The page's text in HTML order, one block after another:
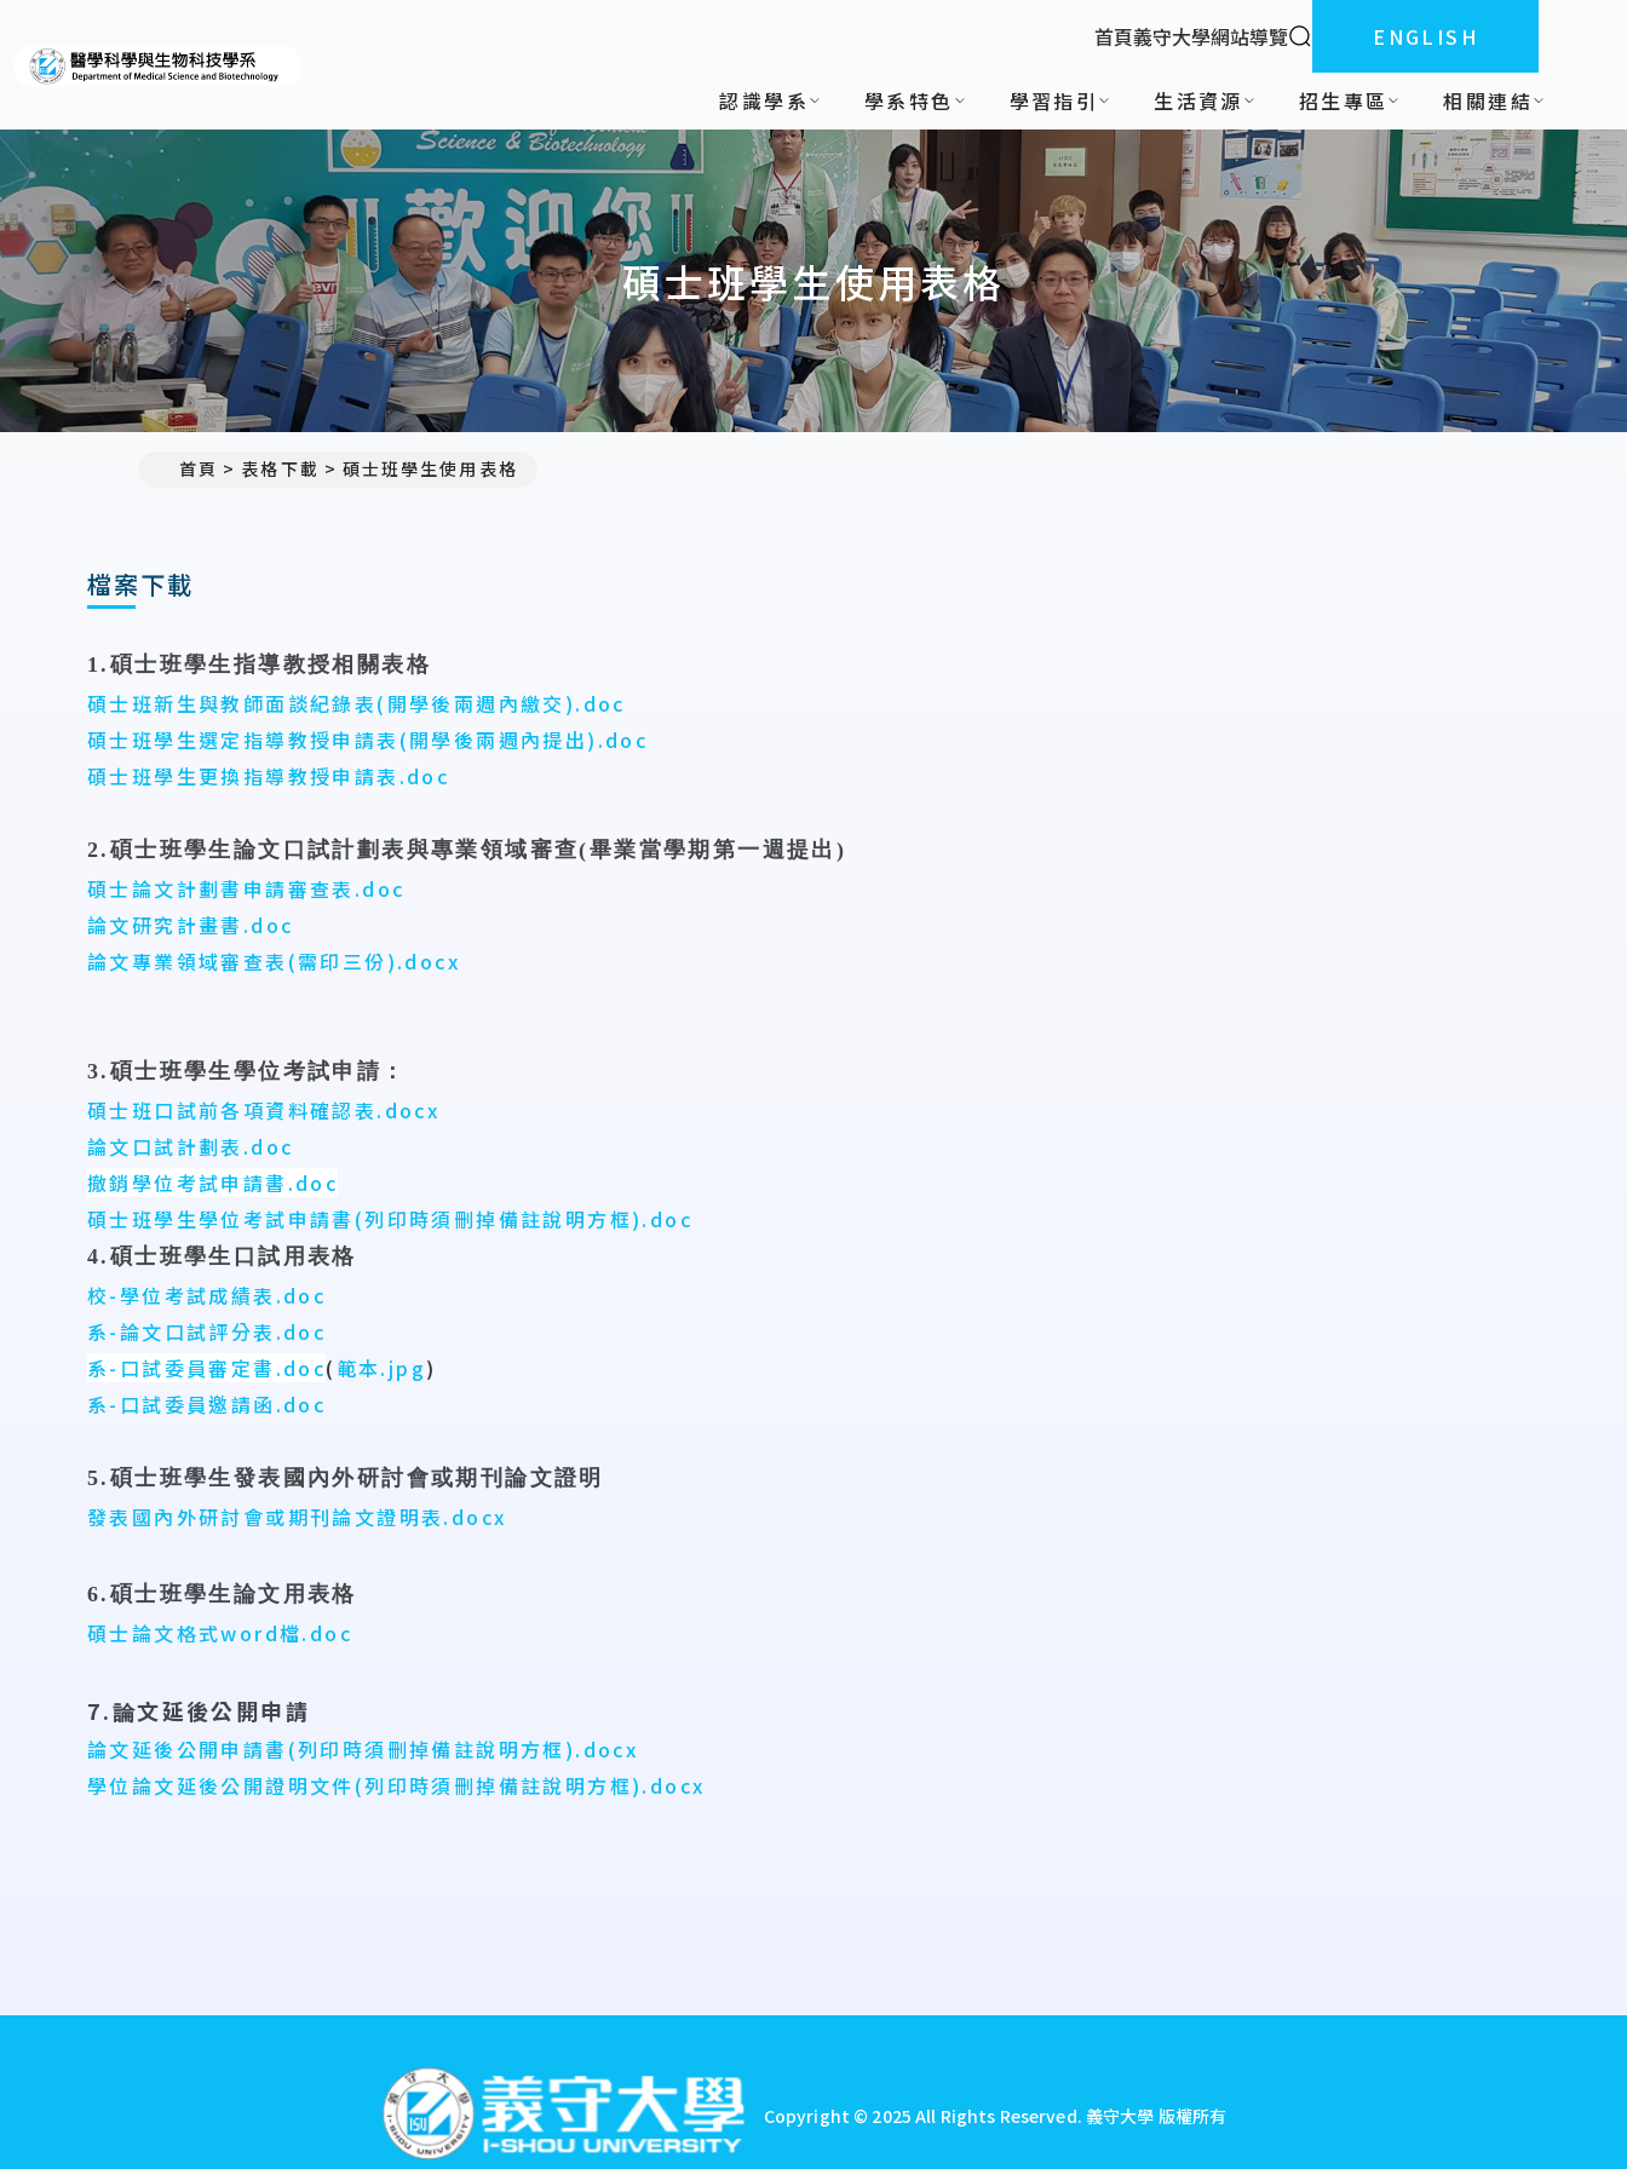
:::
首頁義守大學網站導覽 全站搜索ENGLISH
認識學系 學系特色 學習指引 生活資源 招生專區 相關連結
碩士班學生使用表格
首頁 表格下載 碩士班學生使用表格
檔案下載
1.碩士班學生指導教授相關表格
碩士班新生與教師面談紀錄表(開學後兩週內繳交).doc
碩士班學生選定指導教授申請表(開學後兩週內提出).doc
碩士班學生更換指導教授申請表.doc
2.碩士班學生論文口試計劃表與專業領域審查(畢業當學期第一週提出)
碩士論文計劃書申請審查表.doc
論文研究計畫書.doc
論文專業領域審查表(需印三份).docx
3.碩士班學生學位考試申請 ：
碩士班口試前各項資料確認表.docx
論文口試計劃表.doc
撤銷學位考試申請書.doc
碩士班學生學位考試申請書(列印時須刪掉備註說明方框).doc
4.碩士班學生口試用表格
校-學位考試成績表.doc
系-論文口試評分表.doc
系-口試委員審定書.doc( 範本.jpg)
系-口試委員邀請函.doc
5.碩士班學生發表國內外研討會或期刊論文證明
發表國內外研討會或期刊論文證明表.docx
6.碩士班學生論文用表格
碩士論文格式word檔.doc
7.論文延後公開申請
論文延後公開申請書(列印時須刪掉備註說明方框).docx
學位論文延後公開證明文件(列印時須刪掉備註說明方框).docx
Copyright © 2025 All Rights Reserved. 義守大學 版權所有